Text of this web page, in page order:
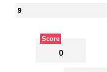
9
Score
0